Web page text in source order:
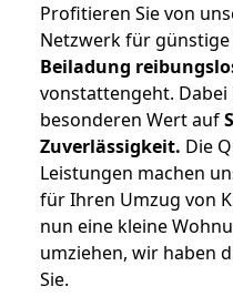
Profitieren Sie von
Netzwerk für
Beiladung
vonstattengeht.
besonderen Wert auf
Zuverlässigkeit. Die
Leistungen machen
für Ihren Umzug von
nun eine kleine
umziehen, wir haben
Sie.